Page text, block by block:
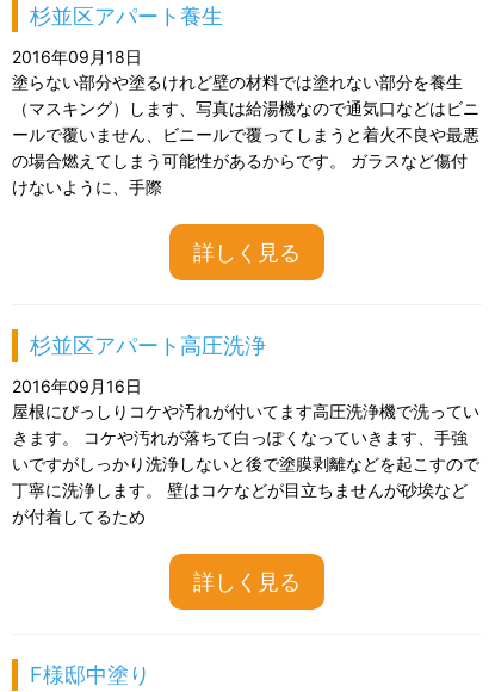
杉並区アパート養生
2016年09月18日
塗らない部分や塗るけれど壁の材料では塗れない部分を養生
（マスキング）します、写真は給湯機なので通気口などはビニ
ールで覆いません、ビニールで覆ってしまうと着火不良や最悪
の場合燃えてしまう可能性があるからです。 ガラスなど傷付
けないように、手際
詳しく見る
杉並区アパート高圧洗浄
2016年09月16日
屋根にびっしりコケや汚れが付いてます高圧洗浄機で洗ってい
きます。 コケや汚れが落ちて白っぽくなっていきます、手強
いですがしっかり洗浄しないと後で塗膜剥離などを起こすので
丁寧に洗浄します。 壁はコケなどが目立ちませんが砂埃など
が付着してるため
詳しく見る
F様邸中塗り